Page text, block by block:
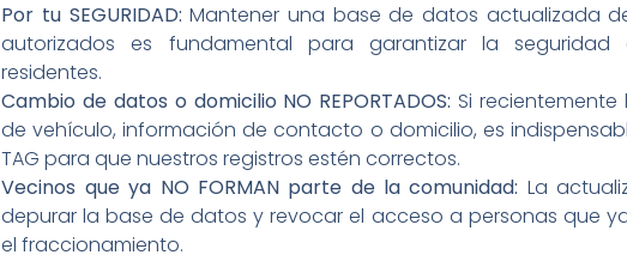
Por tu SEGURIDAD: Mantener una base de datos actualizada
autorizados es fundamental para garantizar la
residentes.
Cambio de datos o domicilio NO REPORTADOS: Si
de vehículo, información de contacto o domicilio, es
TAG para que nuestros registros estén correctos.
Vecinos que ya NO FORMAN parte de la comunidad: La
depurar la base de datos y revocar el acceso a personas que
el fraccionamiento.